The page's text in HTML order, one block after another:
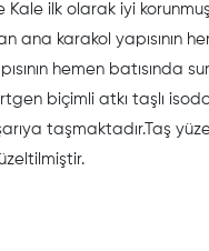
ilk olarak iyi
karakol yapısının
hemen batısında
biçimli atkı taşlı
taşmaktadır.Taş